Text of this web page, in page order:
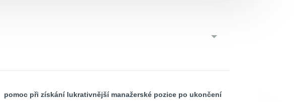
pomoc při získání lukrativnější manažerské pozice po ukončení